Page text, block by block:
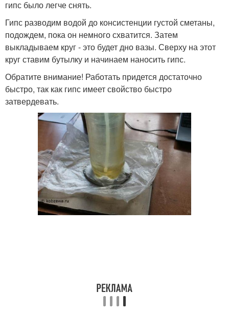
Руки из пластиковой
Работы из пластиковых
Пластиковые вазы
Напольная ваза
Руки из пластиковых
бутылок
Ваза для цветов Бутылки для детей
гипс было легче снять.
Гипс разводим водой до консистенции густой сметаны,
подождем, пока он немного схватится. Затем
выкладываем круг - это будет дно вазы. Сверху на этот
круг ставим бутылку и начинаем наносить гипс.
Обратите внимание! Работать придется достаточно
быстро, так как гипс имеет свойство быстро
затвердевать.